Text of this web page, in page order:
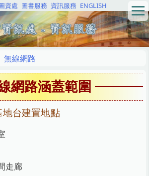
資處 圖書服務 資訊服務 ENGLISH
無線網路
網路涵蓋範圍
台建置地點
走廊